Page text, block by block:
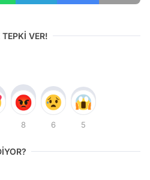
VER!
8 6 5